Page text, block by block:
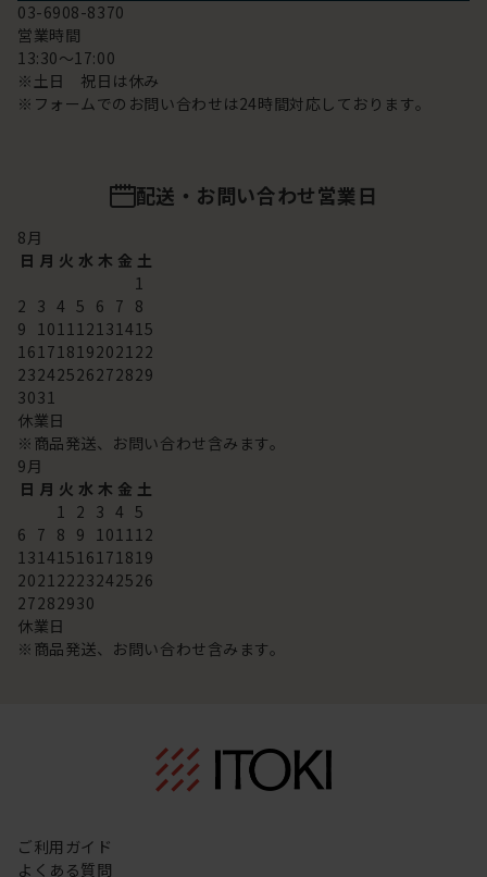
03-6908-8370
営業時間
13:30～17:00
※土日 祝日は休み
※フォームでのお問い合わせは24時間対応しております。
配送・お問い合わせ営業日
8月
日 月 火 水 木 金 土
1
2 3 4 5 6 7 8
9 101112131415
16171819202122
23242526272829
3031
休業日
※商品発送、お問い合わせ含みます。
9月
日 月 火 水 木 金 土
1 2 3 4 5
6 7 8 9 101112
13141516171819
20212223242526
27282930
休業日
※商品発送、お問い合わせ含みます。
ご利用ガイド
よくある質問